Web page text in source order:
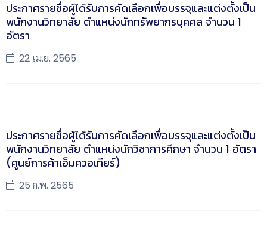
ประกาศรายชื่อผู้ได้รับการคัดเลือกเพื่อบรรจุและแต่งตั้งเป็น
พนักงานวิทยาลัย ตำแหน่งนักทรัพยากรบุคคล จำนวน 1
อัตรา
22 เม.ย. 2565
ประกาศรายชื่อผู้ได้รับการคัดเลือกเพื่อบรรจุและแต่งตั้งเป็น
พนักงานวิทยาลัย ตำแหน่งนักวิชาการศึกษา จำนวน 1 อัตรา
(ศูนย์การค้าเอ็มควอเทียร์)
25 ก.พ. 2565